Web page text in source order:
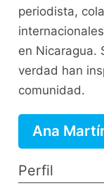
periodista,
en Nicaragua.
verdad han
comunidad.
Ana
Perfil